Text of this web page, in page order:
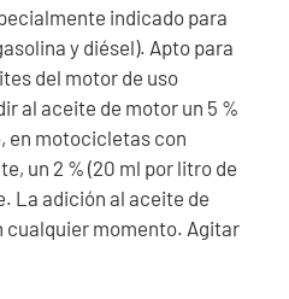
indicado para
y diésel). Apto para
del motor de uso
al aceite de motor un 5 %
en motocicletas con
un 2 % (20 ml por litro de
La adición al aceite de
cualquier momento. Agitar